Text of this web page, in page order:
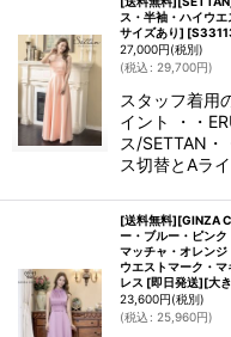
ス・半袖・ハイウ
サイズあり] [
27,000円(税別)
(税込 : 29,700円)
スタッフ着用
イント ・・
ス/SETTAN・
ス切替とAラ
[送料無料][GINZA
ー・ブルー・ピン
マッチャ・オレンジ
ウエストマーク・
レス [即日発送][大
23,600円(税別)
(税込 : 25,960円)